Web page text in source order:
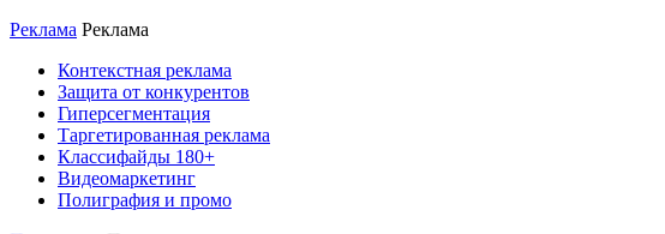
Реклама Реклама
Контекстная реклама
Защита от конкурентов
Гиперсегментация
Таргетированная реклама
Классифайды 180+
Видеомаркетинг
Полиграфия и промо